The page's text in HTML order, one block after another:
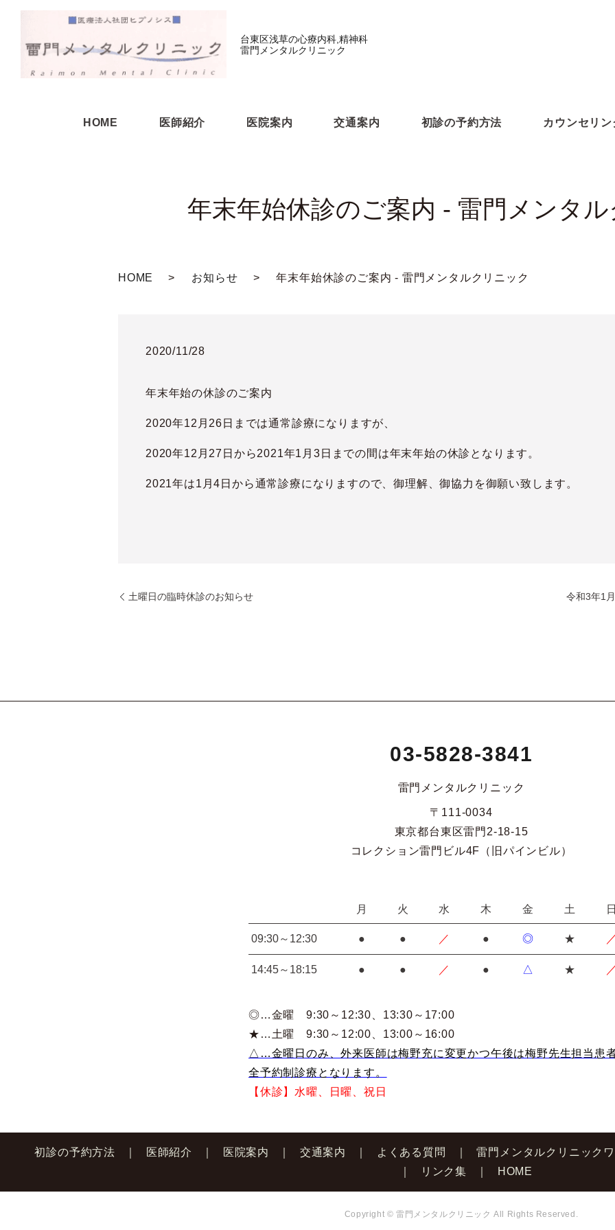
台東区浅草の心療内科,精神科
雷門メンタルクリニック
HOME 医師紹介 医院案内 交通案内 初診の予約方法 カウンセリ
年末年始休診のご案内 - 雷門メンタ
HOME お知らせ 年末年始休診のご案内 - 雷門メンタルクリニック
2020/11/28
年末年始の休診のご案内
2020年12月26日までは通常診療になりますが、
2020年12月27日から2021年1月3日までの間は年末年始の休診となります。
2021年は1月4日から通常診療になりますので、御理解、御協力を御願い致します。
土曜日の臨時休診のお知らせ 令和3年1
03-5828-3841
雷門メンタルクリニック
〒111-0034
東京都台東区雷門2-18-15
コレクション雷門ビル4F（旧パインビル）
月 火 水 木 金 土
09:30～12:30 ● ● ／ ● ◎ ★
14:45～18:15 ● ● ／ ● △ ★
◎…金曜 9:30～12:30、13:30～17:00
★…土曜 9:30～12:00、13:00～16:00
△…金曜日のみ、外来医師は梅野充に変更かつ午後は梅野先生担当患
全予約制診療となります。
【休診】水曜、日曜、祝日
初診の予約方法 医師紹介 医院案内 交通案内 よくある質問
雷門メンタルクリニック
リンク集
HOME
Copyright © 雷門メンタルクリニック All Rights Reserved.